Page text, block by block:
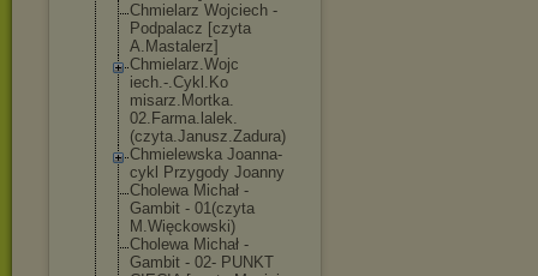
Chmielarz Wojciech -
Podpalacz [czyta
A.Mastalerz]
Chmielarz.Wojc
iech.-.Cykl.Ko
misarz.Mortka.
02.Farma.lalek.
(czyta.Janusz.Zadura)
Chmielewska Joanna-
cykl Przygody Joanny
Cholewa Michał -
Gambit - 01(czyta
M.Więckowski)
Cholewa Michał -
Gambit - 02- PUNKT